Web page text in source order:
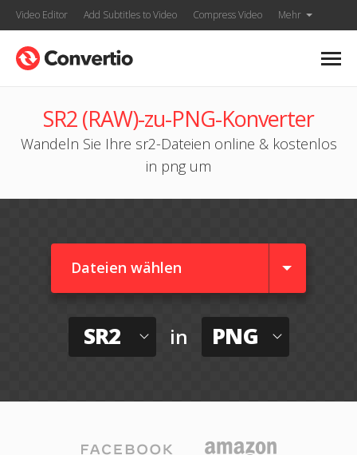
Video Editor Add Subtitles to Video Compress Video Mehr
SR2 (RAW)-zu-PNG-Konverter
Wandeln Sie Ihre sr2-Dateien online & kostenlos
in png um
Dateien wählen
SR2 in PNG